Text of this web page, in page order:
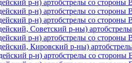
р-н) артобстрелы со стороны
р-н) артобстрелы со стороны
р-н) артобстрелы со стороны
Советский р-ны)
р-н) артобстрелы со стороны
Кировский р-ны)
р-н) артобстрелы со